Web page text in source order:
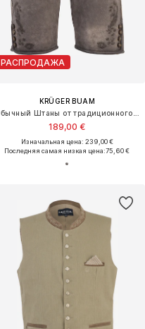
РАСПРОДАЖА
KRÜGER BUAM
189,00 €
Изначальная цена: 239,00 €
Последняя самая низкая цена:75,60 €